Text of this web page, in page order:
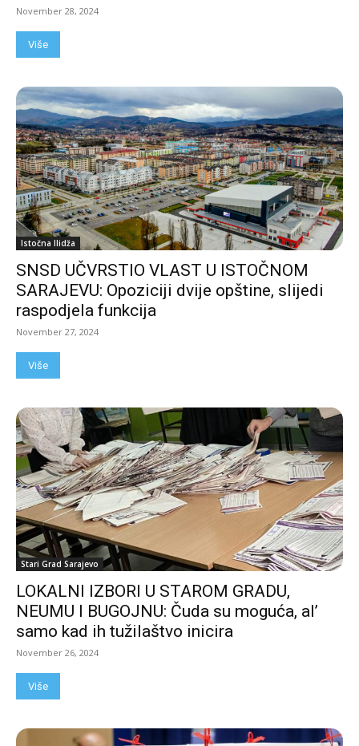
November 28, 2024
Više
Istočna Ilidža
SNSD UČVRSTIO VLAST U ISTOČNOM
SARAJEVU: Opoziciji dvije opštine, slijedi
raspodjela funkcija
November 27, 2024
Više
Stari Grad Sarajevo
LOKALNI IZBORI U STAROM GRADU,
NEUMU I BUGOJNU: Čuda su moguća, al’
samo kad ih tužilaštvo inicira
November 26, 2024
Više